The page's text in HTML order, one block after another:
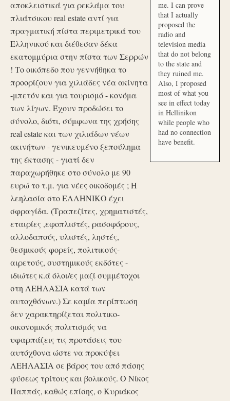
αποκλειστικά για ρεκλάμα του
πλιάτσικου real estate αντί για
πραγματική πίστα περιμετρικά του
Ελληνικού και διέθεσαν δέκα
εκατομμύρια στην πίστα των Σερρών
! Το οικόπεδο που γεννήθηκα το
προορίζουν για χιλιάδες νέα ακίνητα
-μπετόν και για τουρισμό - κονόμα
των λίγων. Έχουν προδώσει το
σύνολο, διότι, σύμφωνα της χρήσης
real estate και των χιλιάδων νέων
ακινήτων - γενικευμένο ξεπούλημα
της έκτασης - γιατί δεν
παραχωρήθηκε στο σύνολο με 90
ευρώ το τ.μ. για νέες οικοδομές ; Η
λεηλασία στο ΕΛΛΗΝΙΚΟ έχει
σφραγίδα. (Τραπεζίτες, χρηματιστές,
εταιρίες ,εφοπλιστές, ρασοφόρους,
αλλοδαπούς, υλιστές, ληστές,
θεσμικούς φορείς, πολιτικούς-
αιρετούς, συστημικούς εκδότες -
ιδιώτες κ.ά όλοι/ες μαζί συμμέτοχοι
στη ΛΕΗΛΑΣΙΑ κατά των
αυτοχθόνων.) Σε καμία περίπτωση
δεν χαρακτηρίζεται πολιτικο-
οικονομικός πολιτισμός να
υφαρπάζεις τις προτάσεις του
αυτόχθονα ώστε να προκύψει
ΛΕΗΛΑΣΙΑ σε βάρος του από πάσης
φύσεως τρίτους και βολικούς. Ο Νίκος
Παππάς, καθώς επίσης, ο Κυριάκος
me. I can prove
that I actually
proposed the
radio and
television media
that do not belong
to the state and
they ruined me.
Also, I proposed
most of what you
see in effect today
in Hellinikon
while people who
had no connection
have benefit.